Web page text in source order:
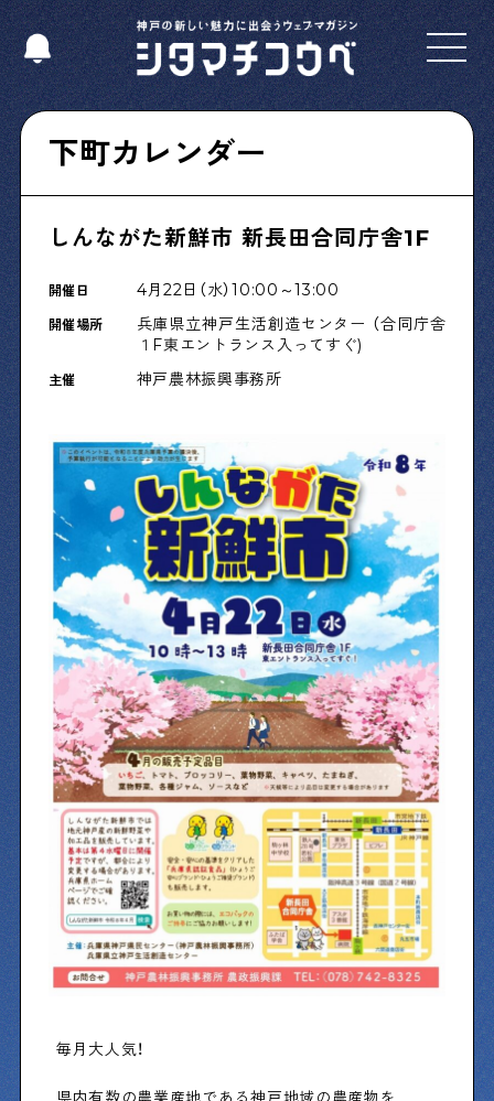
Select Language ▼
Shitamachi NUDIE
今夜、下町で
下町の飲み歩き日記です
下町くらし不動産
物件情報やリノベーション事例を紹介します
下町日記
下町に暮らす人たちに日記を書いてもらいました
下町の店≒家
下町ならではの家みたいな店を紹介する記事です
ぶらり、下町
下町の特集記事です
下町コラム
下町の「あの人」が書く連載記事です
下町の「あの人」×「あの人」の科学反応を楽しむ企
下町カレンダー
しんながた新鮮市 新長田合同庁舎1F
開催日 4月22日（水）10:00～13:00
開催場所
兵庫県立神戸生活創造センター （合同庁舎
１F東エントランス入ってすぐ)
主催 神戸農林振興事務所
毎月大人気！